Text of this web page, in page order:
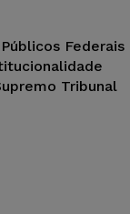
Federais
Tribunal